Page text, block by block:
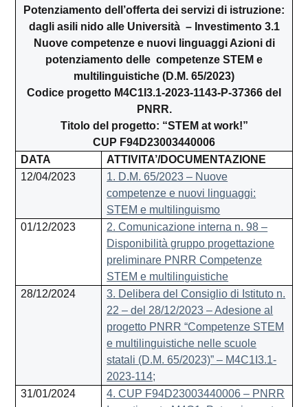
Potenziamento dell’offerta dei servizi di istruzione:
dagli asili nido alle Università – Investimento 3.1
Nuove competenze e nuovi linguaggi Azioni di
potenziamento delle competenze STEM e
multilinguistiche (D.M. 65/2023)
Codice progetto M4C1I3.1-2023-1143-P-37366 del
PNRR.
Titolo del progetto: “STEM at work!”
CUP F94D23003440006
DATA
ATTIVITA’/DOCUMENTAZIONE
12/04/2023
1. D.M. 65/2023 – Nuove
competenze e nuovi linguaggi:
STEM e multilinguismo
01/12/2023
2. Comunicazione interna n. 98 –
Disponibilità gruppo progettazione
preliminare PNRR Competenze
STEM e multilinguistiche
28/12/2024
3. Delibera del Consiglio di Istituto n.
22 – del 28/12/2023 – Adesione al
progetto PNRR “Competenze STEM
e multilinguistiche nelle scuole
statali (D.M. 65/2023)” – M4C1I3.1-
2023-114;
31/01/2024
4. CUP F94D23003440006 – PNRR